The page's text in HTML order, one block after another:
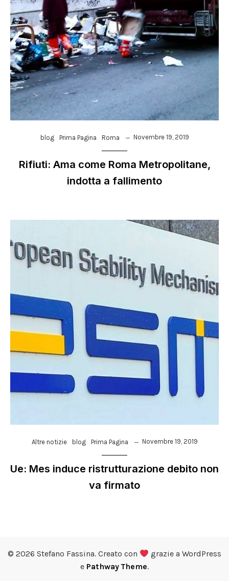
blog Prima Pagina Roma Novembre 19, 2019
Rifiuti: Ama come Roma Metropolitane,
indotta a fallimento
Altre notizie blog Prima Pagina Novembre 19, 2019
Ue: Mes induce ristrutturazione debito non
va firmato
© 2026 Stefano Fassina. Creato con
grazie a WordPress
e Pathway Theme.